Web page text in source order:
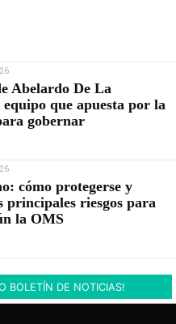
Abelardo De La
que apuesta por la
gobernar
cómo protegerse y
principales riesgos para
la OMS
BOLETÍN DE NOTICIAS!